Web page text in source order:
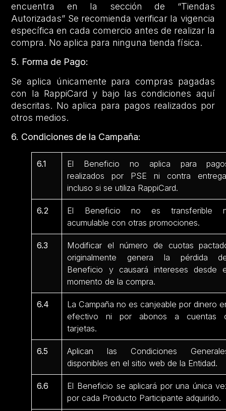
encuentra en la sección de “Tiendas
Autorizadas” Se recomienda verificar la vigencia
específica en cada comercio antes de realizar la
compra. No aplica para ninguna tienda física.
5. Forma de Pago:
Se aplica únicamente para compras pagadas
con la RappiCard y bajo las condiciones aquí
descritas. No aplica para pagos realizados por
otros medios.
6. Condiciones de la Campaña:
6.1
El Beneficio no aplica para
realizados por PSE ni contra
incluso si se utiliza RappiCard.
6.2
El Beneficio no es transferible
acumulable con otras promociones.
6.3
Modificar el número de cuotas
originalmente genera la pérdida
Beneficio y causará intereses desde
momento de la compra.
6.4
La Campaña no es canjeable por dinero
efectivo ni por abonos a cuentas
tarjetas.
6.5
Aplican las Condiciones
disponibles en el sitio web de la Entidad.
6.6
El Beneficio se aplicará por una única
por cada Producto Participante adquirido.